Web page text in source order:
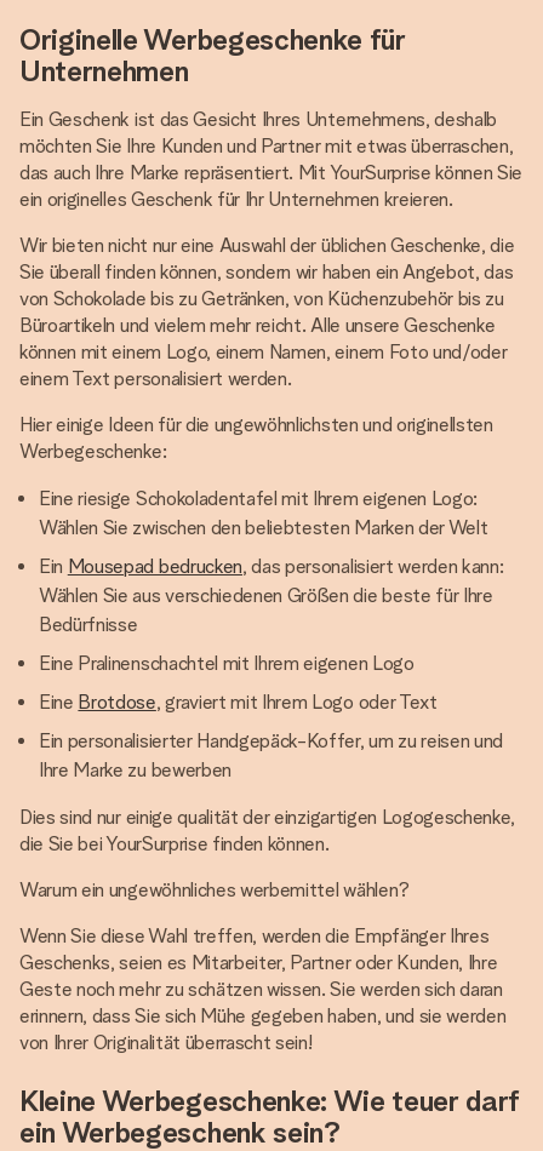
Originelle Werbegeschenke für
Unternehmen
Ein Geschenk ist das Gesicht Ihres Unternehmens, deshalb
möchten Sie Ihre Kunden und Partner mit etwas überraschen,
das auch Ihre Marke repräsentiert. Mit YourSurprise können Sie
ein originelles Geschenk für Ihr Unternehmen kreieren.
Wir bieten nicht nur eine Auswahl der üblichen Geschenke, die
Sie überall finden können, sondern wir haben ein Angebot, das
von Schokolade bis zu Getränken, von Küchenzubehör bis zu
Büroartikeln und vielem mehr reicht. Alle unsere Geschenke
können mit einem Logo, einem Namen, einem Foto und/oder
einem Text personalisiert werden.
Hier einige Ideen für die ungewöhnlichsten und originellsten
Werbegeschenke:
Eine riesige Schokoladentafel mit Ihrem eigenen Logo:
Wählen Sie zwischen den beliebtesten Marken der Welt
Ein Mousepad bedrucken, das personalisiert werden kann:
Wählen Sie aus verschiedenen Größen die beste für Ihre
Bedürfnisse
Eine Pralinenschachtel mit Ihrem eigenen Logo
Eine Brotdose, graviert mit Ihrem Logo oder Text
Ein personalisierter Handgepäck-Koffer, um zu reisen und
Ihre Marke zu bewerben
Dies sind nur einige qualität der einzigartigen Logogeschenke,
die Sie bei YourSurprise finden können.
Warum ein ungewöhnliches werbemittel wählen?
Wenn Sie diese Wahl treffen, werden die Empfänger Ihres
Geschenks, seien es Mitarbeiter, Partner oder Kunden, Ihre
Geste noch mehr zu schätzen wissen. Sie werden sich daran
erinnern, dass Sie sich Mühe gegeben haben, und sie werden
von Ihrer Originalität überrascht sein!
Kleine Werbegeschenke: Wie teuer darf
ein Werbegeschenk sein?